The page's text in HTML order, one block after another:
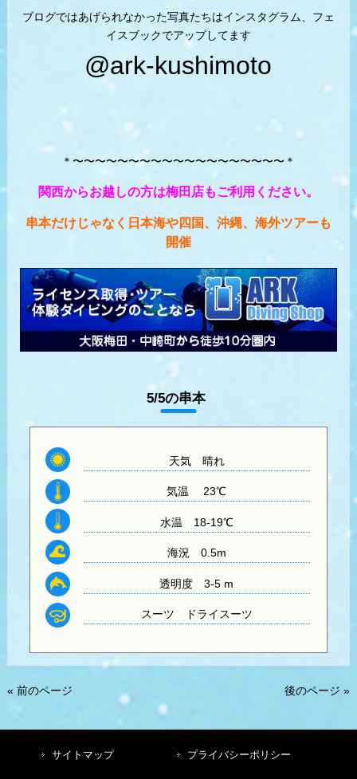
ブログではあげられなかった写真たちはインスタグラム、フェ
イスブックでアップしてます
@ark-kushimoto
＊〜〜〜〜〜〜〜〜〜〜〜〜〜〜〜〜〜〜〜＊
関西からお越しの方は梅田店もご利用ください。
串本だけじゃなく日本海や四国、沖縄、海外ツアーも
開催
5/5の串本
天気晴れ
気温 23℃
水温 18-19℃
海況 0.5m
透明度 3-5 m
スーツ ドライスーツ
« 前のページ 後のページ »
サイトマップ プライバシーポリシー